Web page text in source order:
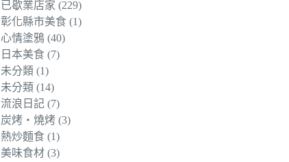
已歇業店家 (229)
彰化縣市美食 (1)
心情塗鴉 (40)
日本美食 (7)
未分類 (1)
未分類 (14)
流浪日記 (7)
炭烤‧燒烤 (3)
熱炒麵食 (1)
美味食材 (3)